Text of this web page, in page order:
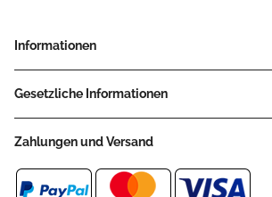
Informationen
Gesetzliche Informationen
Zahlungen und Versand